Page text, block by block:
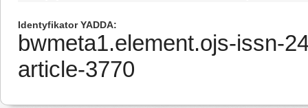
Identyfikator YADDA
bwmeta1.element.ojs-issn-
article-3770